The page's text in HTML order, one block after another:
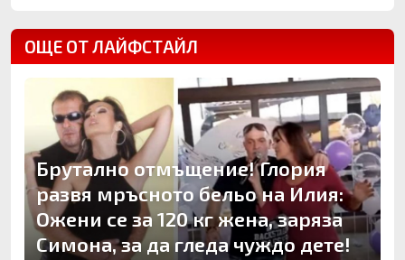
ОЩЕ ОТ ЛАЙФСТАЙЛ
Брутално отмъщение! Глория
развя мръсното бельо на Илия:
Ожени се за 120 кг жена, заряза
Симона, за да гледа чуждо дете!